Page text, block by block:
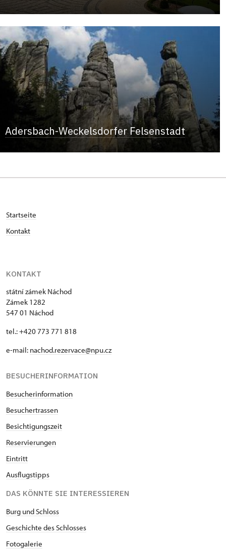
Adersbach-Weckelsdorfer Felsenstadt
Startseite
Kontakt
KONTAKT
státní zámek Náchod
Zámek 1282
547 01 Náchod
tel.: +420 773 771 818
e-mail: nachod.rezervace@npu.cz
BESUCHERINFORMATION
Besucherinformation
Besuchertrassen
Besichtigungszeit
Reservierungen
Eintritt
Ausflugstipps
DAS KÖNNTE SIE INTERESSIEREN
Burg und Schloss
Geschichte des Schlosses
Fotogalerie